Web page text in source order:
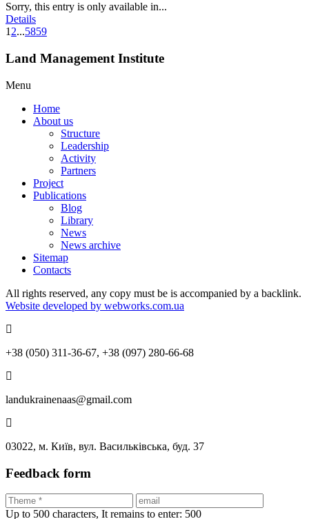
Sorry, this entry is only available in...
Details
1 2...5859
Land Management Institute
Menu
Home
About us
Structure
Leadership
Activity
Partners
Project
Publications
Blog
Library
News
News archive
Sitemap
Contacts
All rights reserved, any copy must be is accompanied by a backlink.
Website developed by webworks.com.ua
+38 (050) 311-36-67, +38 (097) 280-66-68
landukrainenaas@gmail.com
03022, м. Київ, вул. Васильківська, буд. 37
Feedback form
Up to 500 characters, It remains to enter: 500